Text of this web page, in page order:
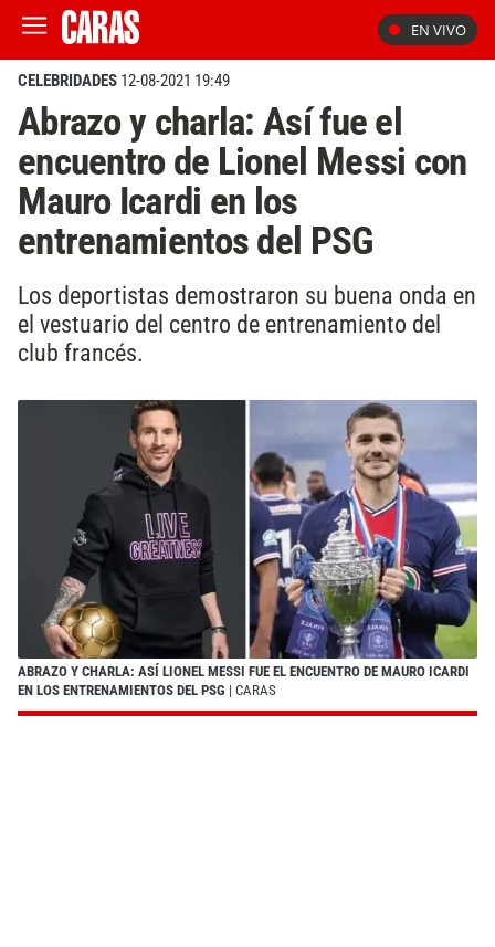
EN VIVO
CELEBRIDADES 12-08-2021 19:49
Abrazo y charla: Así fue el
encuentro de Lionel Messi con
Mauro Icardi en los
entrenamientos del PSG
Los deportistas demostraron su buena onda en
el vestuario del centro de entrenamiento del
club francés.
ABRAZO Y CHARLA: ASÍ LIONEL MESSI FUE EL ENCUENTRO DE MAURO ICARDI
EN LOS ENTRENAMIENTOS DEL PSG | CARAS